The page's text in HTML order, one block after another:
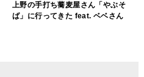
上野の手打ち蕎麦屋さん「やぶそ
ば」に行ってきた feat. ベベさん